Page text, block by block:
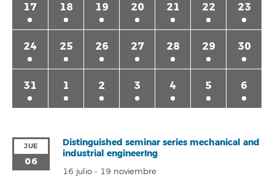
17 18 19 20 21 22 23
24 25 26 27 28 29 30
31 1 2 3 4 5 6
JUE
06
Distinguished seminar series mechanical and
industrial engineerIng
16 julio- 19 noviembre